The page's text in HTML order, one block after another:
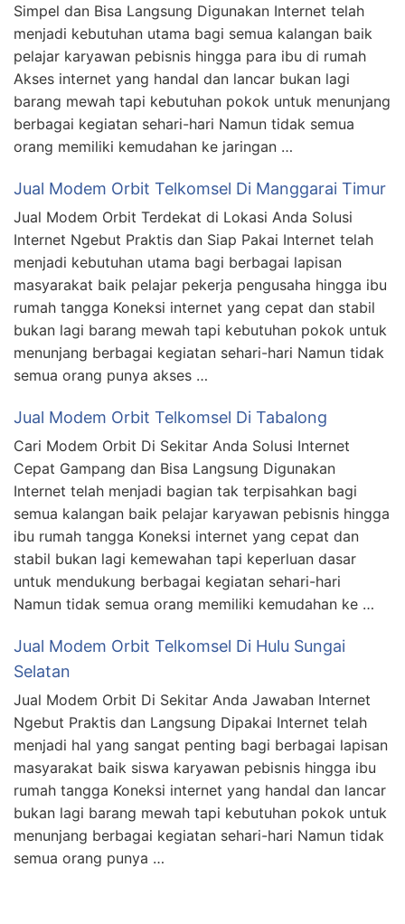
Simpel dan Bisa Langsung Digunakan Internet telah
menjadi kebutuhan utama bagi semua kalangan baik
pelajar karyawan pebisnis hingga para ibu di rumah
Akses internet yang handal dan lancar bukan lagi
barang mewah tapi kebutuhan pokok untuk menunjang
berbagai kegiatan sehari-hari Namun tidak semua
orang memiliki kemudahan ke jaringan …
Jual Modem Orbit Telkomsel Di Manggarai Timur
Jual Modem Orbit Terdekat di Lokasi Anda Solusi
Internet Ngebut Praktis dan Siap Pakai Internet telah
menjadi kebutuhan utama bagi berbagai lapisan
masyarakat baik pelajar pekerja pengusaha hingga ibu
rumah tangga Koneksi internet yang cepat dan stabil
bukan lagi barang mewah tapi kebutuhan pokok untuk
menunjang berbagai kegiatan sehari-hari Namun tidak
semua orang punya akses …
Jual Modem Orbit Telkomsel Di Tabalong
Cari Modem Orbit Di Sekitar Anda Solusi Internet
Cepat Gampang dan Bisa Langsung Digunakan
Internet telah menjadi bagian tak terpisahkan bagi
semua kalangan baik pelajar karyawan pebisnis hingga
ibu rumah tangga Koneksi internet yang cepat dan
stabil bukan lagi kemewahan tapi keperluan dasar
untuk mendukung berbagai kegiatan sehari-hari
Namun tidak semua orang memiliki kemudahan ke …
Jual Modem Orbit Telkomsel Di Hulu Sungai
Selatan
Jual Modem Orbit Di Sekitar Anda Jawaban Internet
Ngebut Praktis dan Langsung Dipakai Internet telah
menjadi hal yang sangat penting bagi berbagai lapisan
masyarakat baik siswa karyawan pebisnis hingga ibu
rumah tangga Koneksi internet yang handal dan lancar
bukan lagi barang mewah tapi kebutuhan pokok untuk
menunjang berbagai kegiatan sehari-hari Namun tidak
semua orang punya …